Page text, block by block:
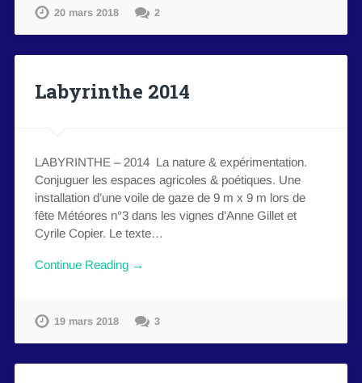
20 mars 2018 2
Labyrinthe 2014
LABYRINTHE – 2014 La nature & expérimentation.
Conjuguer les espaces agricoles & poétiques. Une
installation d’une voile de gaze de 9 m x 9 m lors de
fête Météores n°3 dans les vignes d’Anne Gillet et
Cyrile Copier. Le texte…
Continue Reading →
19 mars 2018 3